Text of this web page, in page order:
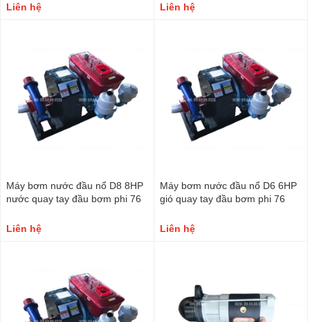
Liên hệ Liên hệ
Máy bơm nước đầu nổ D8 8HP
nước quay tay đầu bơm phi 76
Liên hệ
Máy bơm nước đầu nổ D6 6HP
gió quay tay đầu bơm phi 76
Liên hệ